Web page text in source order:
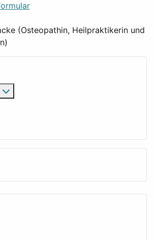
(Osteopathin, Heilpraktikerin und